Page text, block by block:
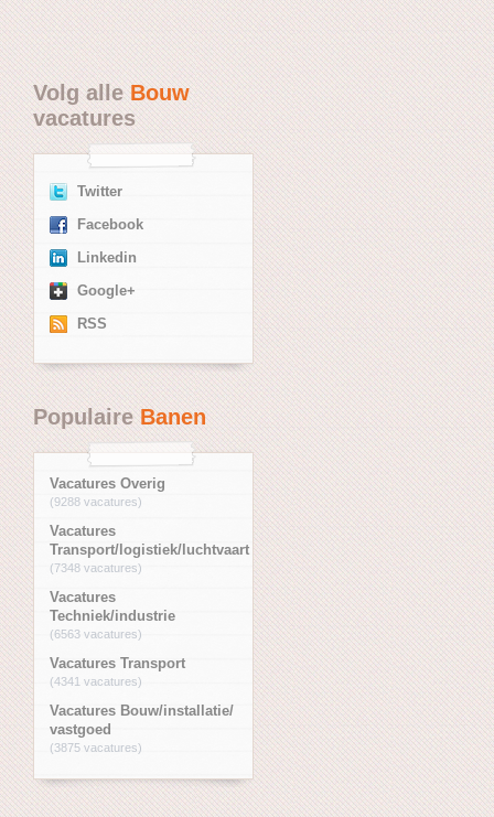
Volg alleBouw
vacatures
Twitter
Facebook
Linkedin
Google+
RSS
PopulaireBanen
Vacatures Overig
(9288 vacatures)
Vacatures
Transport/logistiek/luchtvaart
(7348 vacatures)
Vacatures
Techniek/industrie
(6563 vacatures)
Vacatures Transport
(4341 vacatures)
Vacatures Bouw/installatie/
vastgoed
(3875 vacatures)